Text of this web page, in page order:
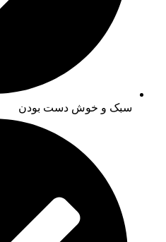
سبک و خوش دست بودن